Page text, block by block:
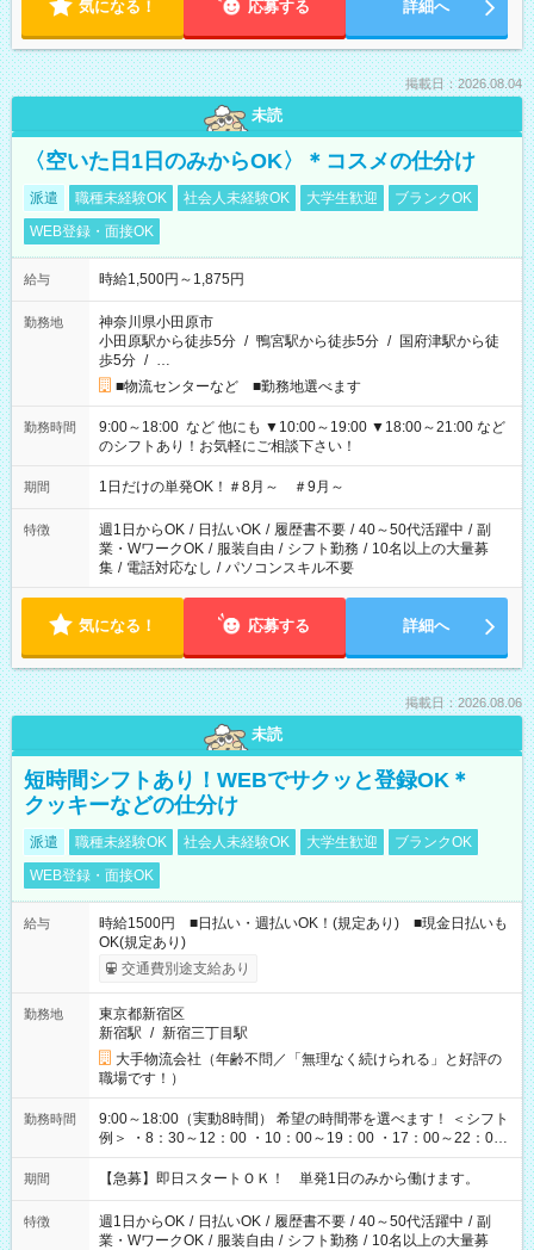
気になる！ 応募する 詳細へ
掲載日：2026.08.04
未読
〈空いた日1日のみからOK〉＊コスメの仕分け
派遣 職種未経験OK 社会人未経験OK 大学生歓迎
ブランクOK
WEB登録・面接OK
給与 時給1,500円～1,875円
勤務地
神奈川県小田原市
小田原駅から徒歩5分 / 鴨宮駅から徒歩5分 / 国府津駅から徒
歩5分 / …
■物流センターなど ■勤務地選べます
勤務時間
9:00～18:00 など 他にも ▼10:00～19:00 ▼18:00～21:00 など
のシフトあり！お気軽にご相談下さい！
期間 1日だけの単発OK！＃8月～ ＃9月～
特徴 週1日からOK / 日払いOK / 履歴書不要 / 40～50代活躍中 / 副
業・WワークOK / 服装自由 / シフト勤務 / 10名以上の大量募
集 / 電話対応なし / パソコンスキル不要
気になる！ 応募する 詳細へ
掲載日：2026.08.06
未読
短時間シフトあり！WEBでサクッと登録OK＊
クッキーなどの仕分け
派遣 職種未経験OK 社会人未経験OK 大学生歓迎
ブランクOK
WEB登録・面接OK
給与
時給1500円 ■日払い・週払いOK！(規定あり) ■現金日払いも
OK(規定あり)
交通費別途支給あり
勤務地
東京都新宿区
新宿駅 / 新宿三丁目駅
大手物流会社（年齢不問／「無理なく続けられる」と好評の
職場です！）
勤務時間
9:00～18:00（実動8時間） 希望の時間帯を選べます！ ＜シフト
例＞ ・8：30～12：00 ・10：00～19：00 ・17：00～22：00
・13：00～22：00 ・22：00～翌6：00 など
期間 【急募】即日スタートＯＫ！ 単発1日のみから働けます。
特徴 週1日からOK / 日払いOK / 履歴書不要 / 40～50代活躍中 / 副
業・WワークOK / 服装自由 / シフト勤務 / 10名以上の大量募